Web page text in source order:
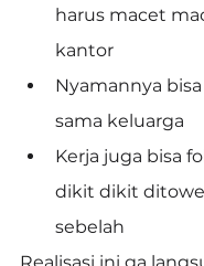
harus macet
kantor
Nyamannya
sama keluarga
Kerja juga bisa
dikit dikit
sebelah